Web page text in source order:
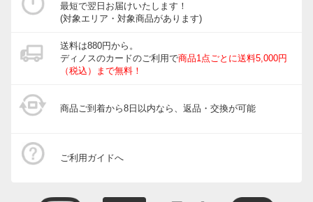
最短で翌日お届けいたします！
(対象エリア・対象商品があります)
送料は880円から。
ディノスのカードのご利用で商品1点ごとに送料5,000円
（税込）まで無料！
商品ご到着から8日以内なら、返品・交換が可能
ご利用ガイドへ